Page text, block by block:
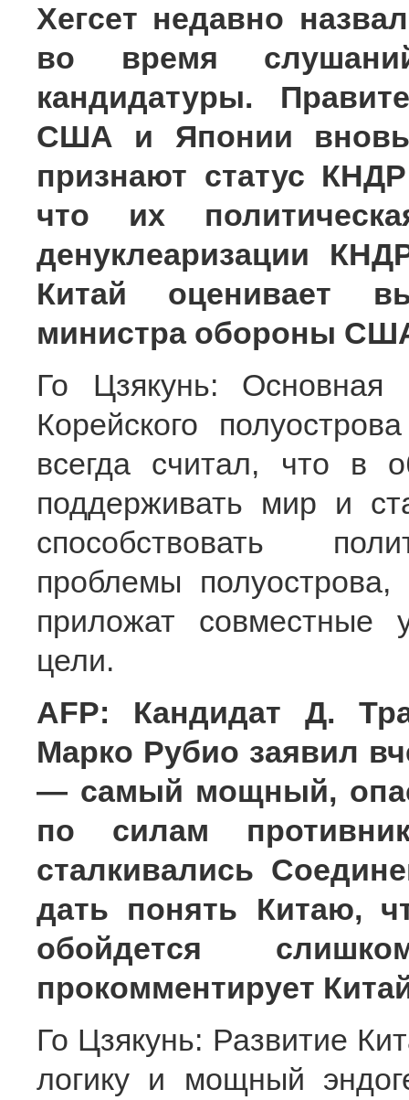
Хегсет недавно
во время
кандидатуры.
США и Японии вновь
признают статус
что их
денуклеаризации
Китай оценивает
министра обороны
Го Цзякунь:
Корейского
всегда считал, что в
поддерживать мир и
способствовать
проблемы
приложат совместные
цели.
AFP: Кандидат Д.
Марко Рубио заявил
— самый мощный,
по силам
сталкивались
дать понять Китаю,
обойдется
прокомментирует
Го Цзякунь: Развитие
логику и мощный